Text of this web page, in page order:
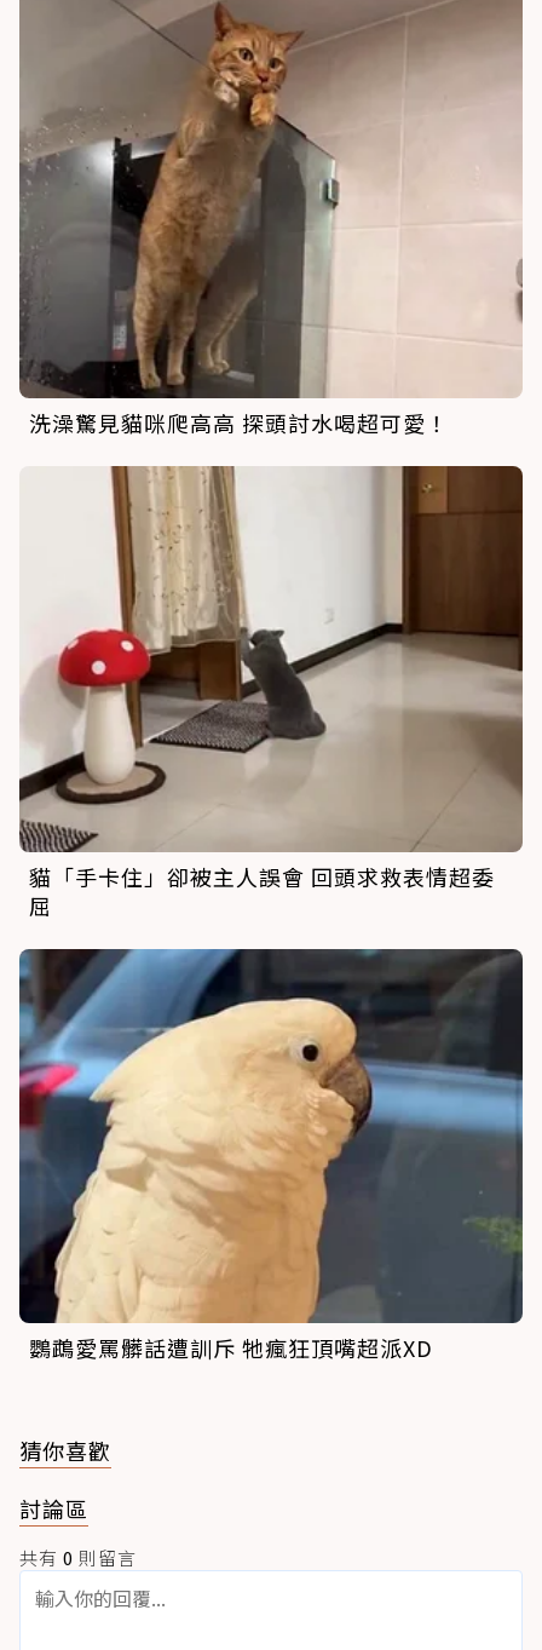
洗澡驚見貓咪爬高高 探頭討水喝超可愛！
貓「手卡住」卻被主人誤會 回頭求救表情超委
屈
鸚鵡愛罵髒話遭訓斥 牠瘋狂頂嘴超派XD
猜你喜歡
討論區
共有 0 則留言